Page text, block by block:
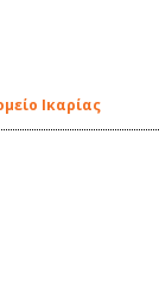
Ικαρίας